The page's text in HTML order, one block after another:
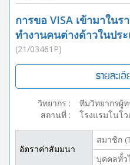
การขอ VISA เข้ามาใน
ทำงานคนต่างด้าวในปร
(21/03461P)
รายละเ
วิทยากร :
ทีมวิทยากรผู้
สถานที่ : โรงแรมโนโ
อัตราค่าสัมมนา
สมาชิก
บุคคลทั้่ว